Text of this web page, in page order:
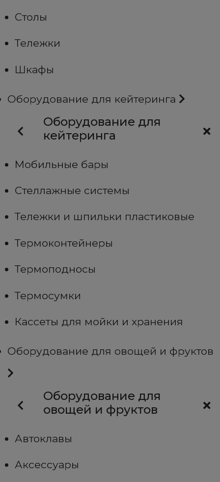
Столы
Тележки
Шкафы
Оборудование для кейтеринга
Оборудование для
кейтеринга
Мобильные бары
Стеллажные системы
Тележки и шпильки пластиковые
Термоконтейнеры
Термоподносы
Термосумки
Кассеты для мойки и хранения
Оборудование для овощей и фруктов
Оборудование для
овощей и фруктов
Автоклавы
Аксессуары